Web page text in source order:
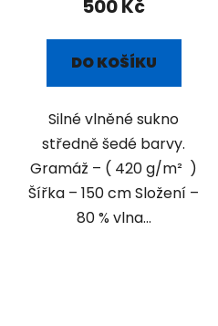
500 Kč
DO KOŠÍKU
Silné vlněné sukno
středně šedé barvy.
Gramáž – ( 420 g/m² )
Šířka – 150 cm Složení –
80 % vlna...